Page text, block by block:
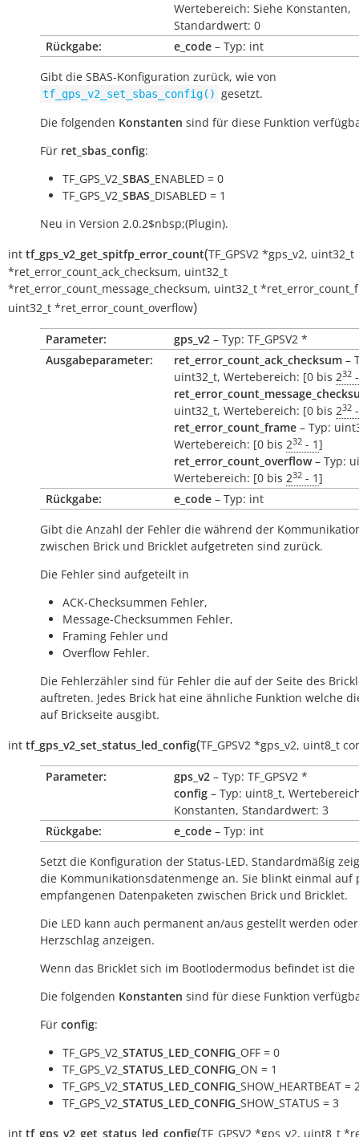
Wertebereich: Siehe Konstanten,
Standardwert: 0
Rückgabe:
e_code – Typ: int
Gibt die SBAS-Konfiguration zurück, wie von
tf_gps_v2_set_sbas_config() gesetzt.
Die folgenden Konstanten sind für diese Funktion
Für ret_sbas_config:
TF_GPS_V2_ SBAS _ENABLED = 0
TF_GPS_V2_ SBAS _DISABLED = 1
Neu in Version 2.0.2$nbsp;(Plugin).
int tf_gps_v2_get_spitfp_error_count(TF_GPSV2 *gps_v2, uint32_t
*ret_error_count_ack_checksum, uint32_t
*ret_error_count_message_checksum, uint32_t *
uint32_t *ret_error_count_overflow)
Parameter: gps_v2 – Typ: TF_GPSV2 *
Ausgabeparameter:
ret_error_count_ack_checksum –
uint32_t, Wertebereich: [0 bis 232
uint32_t, Wertebereich: [0 bis 232
ret_error_count_frame – Typ:
Wertebereich: [0 bis 232 - 1]
ret_error_count_overflow– Typ:
Wertebereich: [0 bis 232 - 1]
Rückgabe:
e_code – Typ: int
Gibt die Anzahl der Fehler die während der
zwischen Brick und Bricklet aufgetreten sind zurück.
Die Fehler sind aufgeteilt in
ACK-Checksummen Fehler,
Message-Checksummen Fehler,
Framing Fehler und
Overflow Fehler.
Die Fehlerzähler sind für Fehler die auf der Seite des
auftreten. Jedes Brick hat eine ähnliche Funktion welche
auf Brickseite ausgibt.
int tf_gps_v2_set_status_led_config(TF_GPSV2 *gps_v2, uint8_t
Parameter: gps_v2 – Typ: TF_GPSV2 *
config – Typ: uint8_t,
Konstanten, Standardwert: 3
Rückgabe:
e_code – Typ: int
Setzt die Konfiguration der Status-LED. Standardmäßig
die Kommunikationsdatenmenge an. Sie blinkt einmal auf
empfangenen Datenpaketen zwischen Brick und Bricklet.
Die LED kann auch permanent an/aus gestellt werden
Herzschlag anzeigen.
Wenn das Bricklet sich im Bootlodermodus befindet ist die
Die folgenden Konstanten sind für diese Funktion
Für config:
TF_GPS_V2_ STATUS_LED_CONFIG _OFF = 0
TF_GPS_V2_ STATUS_LED_CONFIG _ON = 1
TF_GPS_V2_ STATUS_LED_CONFIG _SHOW_HEARTBEAT =
TF_GPS_V2_ STATUS_LED_CONFIG _SHOW_STATUS = 3
int tf_gps_v2_get_status_led_config(TF_GPSV2 *gps_v2, uint8_t *